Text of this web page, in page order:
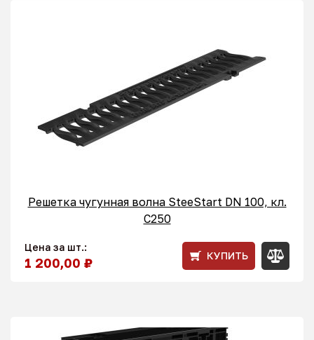
Решетка чугунная волна SteeStart DN 100, кл.
С250
Цена за шт.:
1 200,00 ₽ КУПИТЬ